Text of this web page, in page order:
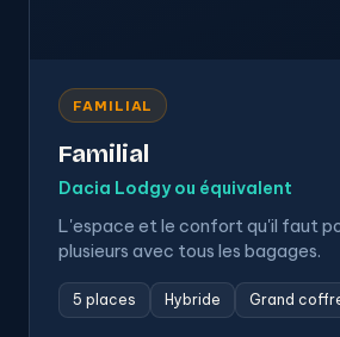
FAMILIAL
Familial
Dacia Lodgy ou équivalent
L'espace et le confort qu'il faut
plusieurs avec tous les bagages.
5 places Hybride Grand